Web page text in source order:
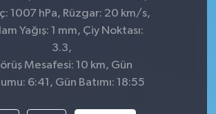
1007 hPa, Rüzgar: 20 km/s,
Yağış: 1 mm, Çiy Noktası:
3.3,
Mesafesi: 10 km, Gün
6:41, Gün Batımı: 18:55